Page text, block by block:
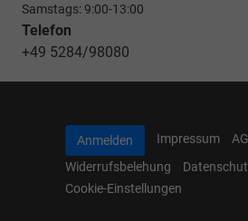
Samstags: 9:00-13:00
Telefon
+49 5284/98080
Anmelden Impressum
Widerrufsbelehung
Cookie-Einstellungen